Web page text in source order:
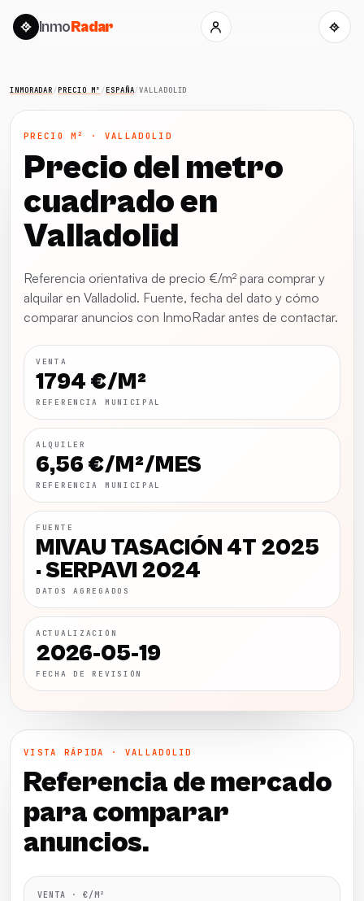
InmoRadar
INMORADAR/PRECIO M² /ESPAÑA/VALLADOLID
PRECIO M² · VALLADOLID
Precio del metro
cuadrado en
Valladolid
Referencia orientativa de precio €/m² para comprar y
alquilar en Valladolid. Fuente, fecha del dato y cómo
comparar anuncios con InmoRadar antes de contactar.
VENTA
1794 €/M²
REFERENCIA MUNICIPAL
ALQUILER
6,56 €/M²/MES
REFERENCIA MUNICIPAL
FUENTE
MIVAU TASACIÓN 4T 2025
· SERPAVI 2024
DATOS AGREGADOS
ACTUALIZACIÓN
2026-05-19
FECHA DE REVISIÓN
VISTA RÁPIDA · VALLADOLID
Referencia de mercado
para comparar
anuncios.
VENTA · €/M²